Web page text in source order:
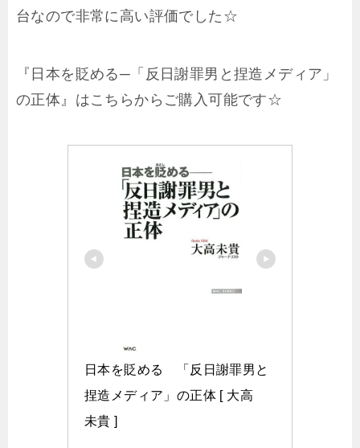
台なので非常に高い評価でした☆
『日本を貶める─「反日謝罪男と捏造メディア」
の正体』はこちらからご購入可能です☆
日本を貶める　「反日謝罪男と
捏造メディア」の正体 [ 大高
未貴 ]